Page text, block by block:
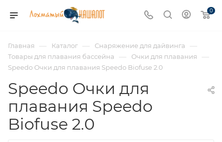
0
Главная — Каталог — Снаряжение для дайвинга —
Товары для плавания бассейна — Очки для плавания —
Speedo Очки для плавания Speedo Biofuse 2.0
Speedo Очки для
плавания Speedo
Biofuse 2.0